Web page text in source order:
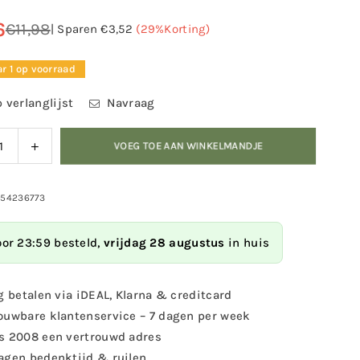
€11,98| Sparen €3,52 (29%Korting)
1 op voorraad
verlanglijst Navraag
Verhoog
de
voor
Tortuga
VOEG TOE AAN WINKELMANDJE
23:59 besteld, vrijdag 28 augustus in huis
betalen via iDEAL, Klarna & creditcard
klantenservice – 7 dagen per week
2008 een vertrouwd adres